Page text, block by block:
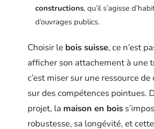
constructions, qu’il s’agisse
d’ouvrages publics.
Choisir le bois suisse, ce n’est
afficher son attachement à une
c’est miser sur une ressource
sur des compétences pointues.
projet, la maison en bois
robustesse, sa longévité, et